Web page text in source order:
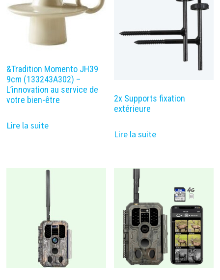
&Tradition Momento JH39
9cm (133243A302) –
L’innovation au service de
votre bien-être
Lire la suite
2x Supports fixation
extérieure
Lire la suite